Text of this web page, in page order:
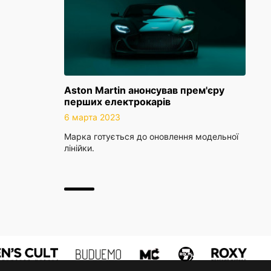
Aston Martin анонсував прем'єру
перших електрокарів
6 марта 2023
Марка готується до оновлення модельної
лінійки.